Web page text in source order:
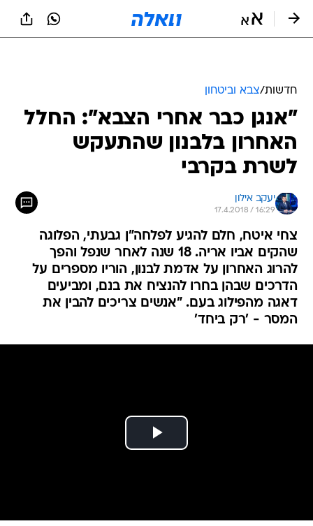
חדשות/צבא וביטחון
"אנגן כבר אחרי הצבא": החלל
האחרון בלבנון שהתעקש
לשרת בקרבי
יעקב אילון
17.4.2018 / 16:29
צחי איטח, חלם להגיע לפלחה"ן גבעתי, הפלוגה
שהקים אביו אריה. 18 שנה לאחר שנפל והפך
להרוג האחרון על אדמת לבנון, הוריו מספרים על
הדרכים שבהן בחרו להנציח את בנם, ומביעים
דאגה מהפילוג בעם. "אנשים צריכים להבין את
המסר - 'רק ביחד'